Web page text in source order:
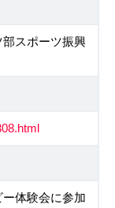
部スポーツ振興
体験会に参加